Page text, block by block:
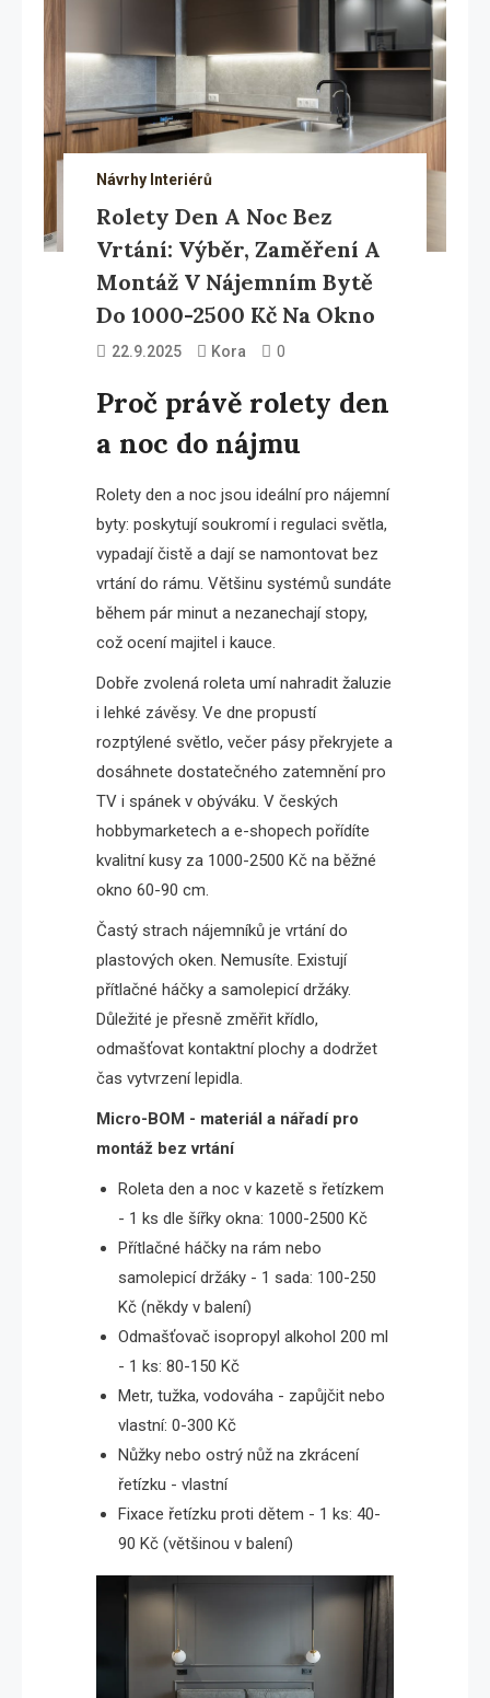
Návrhy Interiérů
Rolety Den A Noc Bez
Vrtání: Výběr, Zaměření A
Montáž V Nájemním Bytě
Do 1000-2500 Kč Na Okno
22.9.2025 Kora 0
Proč právě rolety den
a noc do nájmu
Rolety den a noc jsou ideální pro nájemní
byty: poskytují soukromí i regulaci světla,
vypadají čistě a dají se namontovat bez
vrtání do rámu. Většinu systémů sundáte
během pár minut a nezanechají stopy,
což ocení majitel i kauce.
Dobře zvolená roleta umí nahradit žaluzie
i lehké závěsy. Ve dne propustí
rozptýlené světlo, večer pásy překryjete a
dosáhnete dostatečného zatemnění pro
TV i spánek v obýváku. V českých
hobbymarketech a e-shopech pořídíte
kvalitní kusy za 1000-2500 Kč na běžné
okno 60-90 cm.
Častý strach nájemníků je vrtání do
plastových oken. Nemusíte. Existují
přítlačné háčky a samolepicí držáky.
Důležité je přesně změřit křídlo,
odmašťovat kontaktní plochy a dodržet
čas vytvrzení lepidla.
Micro-BOM - materiál a nářadí pro
montáž bez vrtání
Roleta den a noc v kazetě s řetízkem
- 1 ks dle šířky okna: 1000-2500 Kč
Přítlačné háčky na rám nebo
samolepicí držáky - 1 sada: 100-250
Kč (někdy v balení)
Odmašťovač isopropyl alkohol 200 ml
- 1 ks: 80-150 Kč
Metr, tužka, vodováha - zapůjčit nebo
vlastní: 0-300 Kč
Nůžky nebo ostrý nůž na zkrácení
řetízku - vlastní
Fixace řetízku proti dětem - 1 ks: 40-
90 Kč (většinou v balení)